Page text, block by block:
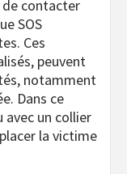
de contacter
SOS
Ces
peuvent
notamment
Dans ce
un collier
la victime